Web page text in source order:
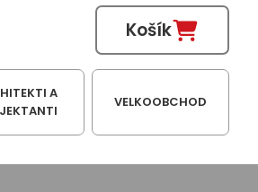
Košík
A
VELKOOBCHOD